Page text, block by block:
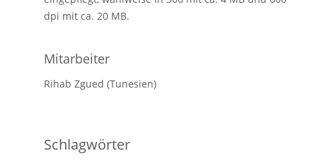
dpi mit ca. 20 MB.
Mitarbeiter
Rihab Zgued (Tunesien)
Schlagwörter